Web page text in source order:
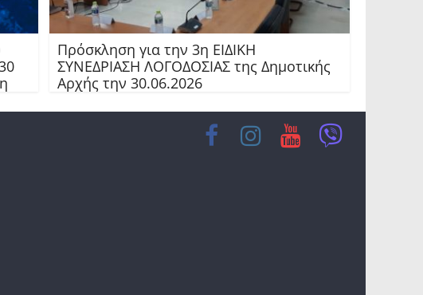
Πρόσκληση για την 3η ΕΙΔΙΚΗ
ΣΥΝΕΔΡΙΑΣΗ ΛΟΓΟΔΟΣΙΑΣ της Δημοτικής
Αρχής την 30.06.2026